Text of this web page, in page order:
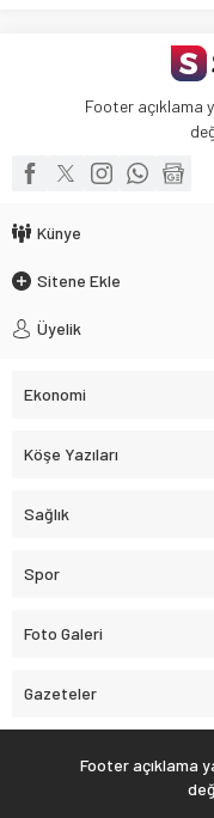
Footer açıklama
Künye
Sitene Ekle
Üyelik
Ekonomi
Köşe Yazıları
Sağlık
Spor
Foto Galeri
Gazeteler
Footer açıklama